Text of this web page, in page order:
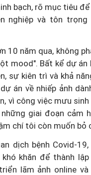
bạch, rõ mục tiêu
nghiệp và tôn
10 năm qua, không
mood". Bất kể dự án
sự kiên trì và khả
án về nhiếp ảnh
vì công việc mưu
giai đoạn cảm
chí tôi còn muốn bỏ
dịch bệnh Covid-
khó khăn để thành
lãm ảnh online